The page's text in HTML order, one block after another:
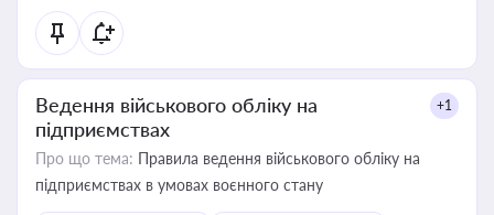
Ведення військового обліку на
підприємствах
+1
Про що тема: Правила ведення військового обліку на
підприємствах в умовах воєнного стану